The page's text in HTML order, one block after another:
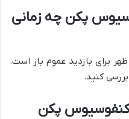
پکن چه زمانی
صبح تا 4:30 بعد از ظهر برای بازدید عموم باز است.
کنید.
کنفوسیوس پکن